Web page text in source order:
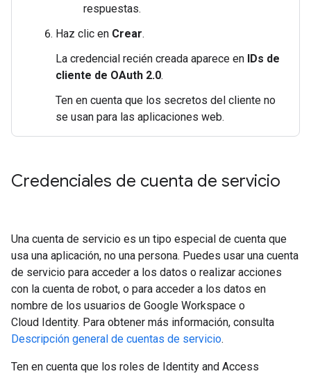
respuestas.
Haz clic en Crear.
La credencial recién creada aparece en IDs de
cliente de OAuth 2.0.
Ten en cuenta que los secretos del cliente no
se usan para las aplicaciones web.
Credenciales de cuenta de servicio
Una cuenta de servicio es un tipo especial de cuenta que
usa una aplicación, no una persona. Puedes usar una cuenta
de servicio para acceder a los datos o realizar acciones
con la cuenta de robot, o para acceder a los datos en
nombre de los usuarios de Google Workspace o
Cloud Identity. Para obtener más información, consulta
Descripción general de cuentas de servicio.
Ten en cuenta que los roles de Identity and Access